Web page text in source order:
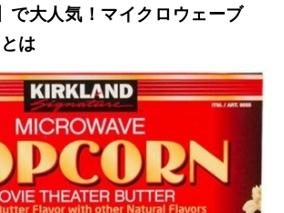
で大人気！マイクロウェーブ
は